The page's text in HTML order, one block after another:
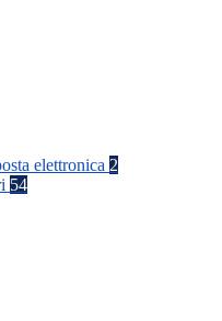
elettronica 2
54